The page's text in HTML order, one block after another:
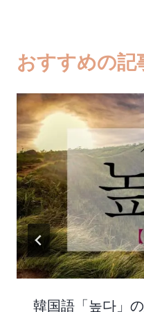
おすすめの記
韓国語「높다」